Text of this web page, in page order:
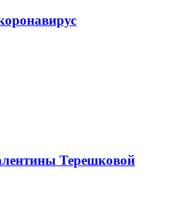
Терешковой